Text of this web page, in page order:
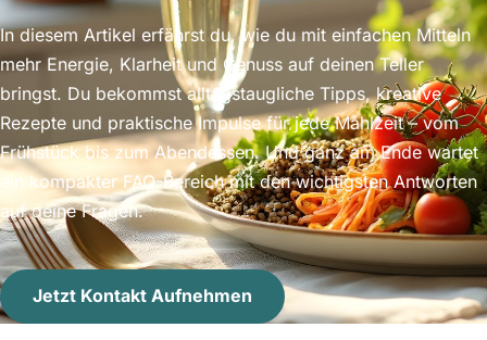
In diesem Artikel erfährst du, wie du mit einfachen Mitteln
mehr Energie, Klarheit und Genuss auf deinen Teller
bringst. Du bekommst alltagstaugliche Tipps, kreative
Rezepte und praktische Impulse für jede Mahlzeit – vom
Frühstück bis zum Abendessen. Und ganz am Ende wartet
ein kompakter FAQ-Bereich mit den wichtigsten Antworten
auf deine Fragen.
Jetzt Kontakt Aufnehmen